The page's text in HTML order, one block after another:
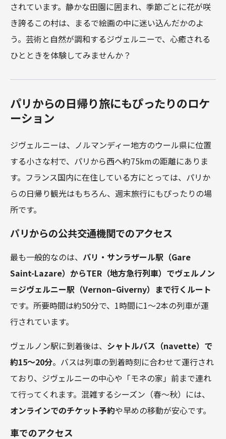
されています。静かな田園に囲まれ、季節ごとに花が咲
き誇るこの村は、まるで絵画の中に迷い込んだかのよ
う。芸術と自然が調和するジヴェルニーで、心癒される
ひとときを体験してみませんか？
パリからの日帰り旅にもぴったりのロケ
ーション
ジヴェルニーは、ノルマンディー地方のウール県に位置
する小さな村で、パリから西へ約75kmの距離にありま
す。フランス国内に在住している方にとっては、パリか
らの日帰り観光はもちろん、週末旅行にもぴったりの場
所です。
パリからの公共交通機関でのアクセス
最も一般的なのは、 パリ・サンラザール駅（Gare
Saint-Lazare）からTER（地方急行列車）でヴェルノン
＝ジヴェルニー駅（Vernon–Giverny）まで行くルート
です。所要時間は約50分で、1時間に1～2本の列車が運
行されています。
ヴェルノン駅に到着後は、 シャトルバス（navette）で
約15～20分。バスは列車の到着時刻に合わせて運行され
ており、ジヴェルニーの中心や「モネの家」前まで連れ
て行ってくれます。混雑するシーズン（春～秋）には、
オンラインでのチケット予約や早めの移動が安心です。
車でのアクセス